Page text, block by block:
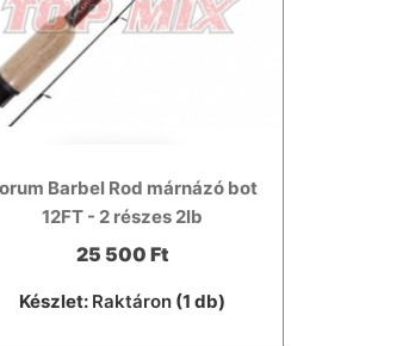
Barbel Rod márnázó bot
12FT - 2 részes 2lb
25 500 Ft
Készlet: Raktáron (1 db)